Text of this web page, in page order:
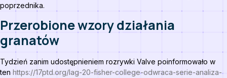
poprzednika.
Przerobione wzory działania
granatów
Tydzień zanim udostępnieniem rozrywki Valve poinformowało w
ten https://17ptd.org/lag-20-fisher-college-odwraca-serie-analiza-